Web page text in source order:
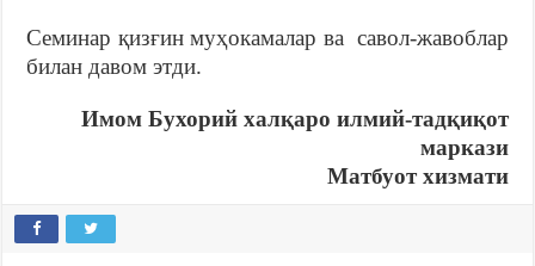
Семинар қизғин муҳокамалар ва савол-жавоблар
билан давом этди.
Имом Бухорий халқаро илмий-тадқиқот
маркази
Матбуот хизмати